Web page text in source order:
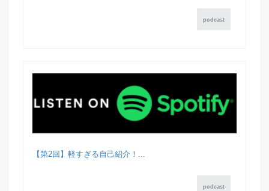
podcast
【第2回】軽すぎる自己紹介！...
podcast